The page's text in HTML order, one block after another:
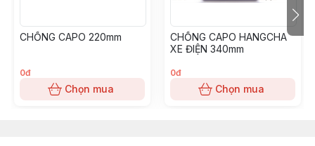
CHỐNG CAPO 220mm
0đ
Chọn mua
CHỐNG CAPO HANGCHA
XE ĐIỆN 340mm
0đ
Chọn mua